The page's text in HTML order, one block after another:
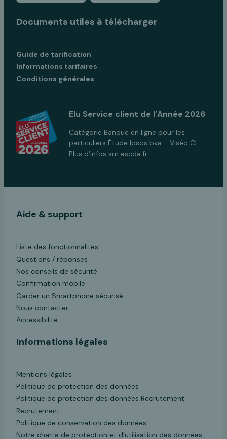
Documents utiles à télécharger
Guide de tarification
Informations tarifaires
Conditions générales
Elu Service client de l’Année 2026
Catégorie Banque en ligne pour les
particuliers Étude Ipsos bva - Viséo CI
Plus d’infos sur escda.fr
Aide & support
Liste des fonctionnalités
Questions / réponses
Nos conseils de sécurité
Confirmation mobile
Garder un Smartphone sécurisé
Nous contacter
Accessibilité
Informations légales
Mentions légales
Politique de protection des données
Politique de protection des données Recrutement
Recrutement
Politique de conservation des données
Notre charte de protection et d’utilisation des données